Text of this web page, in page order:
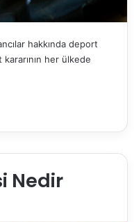
hakkında deport
kararının her ülkede
Nedir